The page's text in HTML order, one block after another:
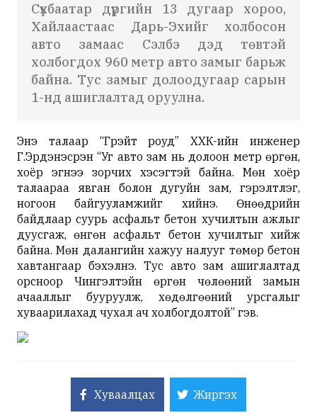
Сүхбаатар дүүргийн 13 дугаар хороо,
Хайлаастаас Дарь-Эхийг холбосон
авто замаас Сэлбэ дэд төвтэй
холбогдох 960 метр авто замыг барьж
байна. Тус замыг долоодугаар сарын
1-нд ашиглалтад оруулна.
Энэ талаар “Грэйт роуд” ХХК-ийн инженер
Г.Эрдэнэсүрэн “Уг авто зам нь долоон метр өргөн,
хоёр эгнээ зорчих хэсэгтэй байна. Мөн хоёр
талаараа явган болон дугуйн зам, гэрэлтүүлэг,
ногоон байгууламжийг хийнэ. Өнөөдрийн
байдлаар суурь асфальт бетон хучилтын ажлыг
дуусгаж, өнгөн асфальт бетон хучилтыг хийж
байна. Мөн далангийн хажуу налууг төмөр бетон
хавтангаар бэхэлнэ. Тус авто зам ашиглалтад
орсноор Чингэлтэйн өргөн чөлөөний замын
ачааллыг бууруулж, хөдөлгөөний урсгалыг
хуваарилахад чухал ач холбогдолтой” гэв.
Хуваалцах Жиргэх